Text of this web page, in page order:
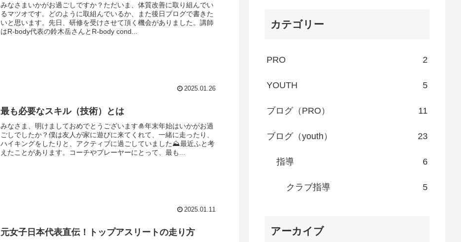
みなさまいかがお過ごしですか？ただいま、体質改善に取り組んでい
るマツオです。どのように取組んでいるか、また後日ブログで書きた
いと思います。先日、研修を受けさせて頂く機会がありました。講師
はR-body代表の鈴木岳さんとR-body cond...
2025.01.26
最も必要なスキル（技術）とは
みなさま、明けましておめでとうございます🎍年末年始はいかがお過
ごしでしたか？僕は友人が家に遊びに来てくれて、一緒に走ったり、
ハイキングをしたりと、アクティブに過ごしていました⛰️最近ふと考
えたことがあります。コーチやプレーヤーにとって、最も...
2025.01.11
元女子日本代表直伝！トップアスリートの走り方
カテゴリー
PRO 2
YOUTH 5
ブログ（PRO） 11
ブログ（youth） 23
指導 6
クラブ指導 5
アーカイブ